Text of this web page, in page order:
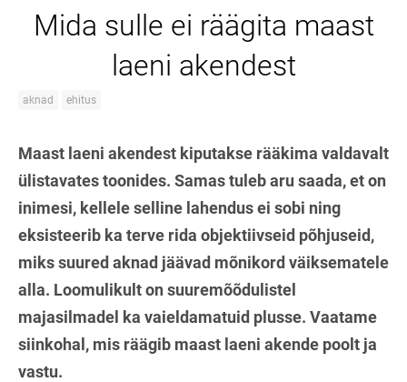
Mida sulle ei räägita maast
laeni akendest
aknad ehitus
Maast laeni akendest kiputakse rääkima valdavalt
ülistavates toonides. Samas tuleb aru saada, et on
inimesi, kellele selline lahendus ei sobi ning
eksisteerib ka terve rida objektiivseid põhjuseid,
miks suured aknad jäävad mõnikord väiksematele
alla. Loomulikult on suuremõõdulistel
majasilmadel ka vaieldamatuid plusse. Vaatame
siinkohal, mis räägib maast laeni akende poolt ja
vastu.